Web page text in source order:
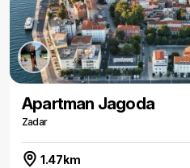
Apartman Jagoda
Zadar
1.47km